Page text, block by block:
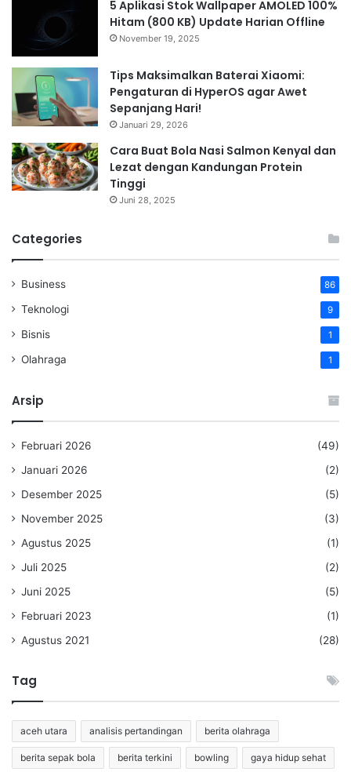
5 Aplikasi Stok Wallpaper AMOLED 100%
Hitam (800 KB) Update Harian Offline
November 19, 2025
Tips Maksimalkan Baterai Xiaomi:
Pengaturan di HyperOS agar Awet
Sepanjang Hari!
Januari 29, 2026
Cara Buat Bola Nasi Salmon Kenyal dan
Lezat dengan Kandungan Protein
Tinggi
Juni 28, 2025
Categories
Business 86
Teknologi 9
Bisnis 1
Olahraga 1
Arsip
Februari 2026
(49)
Januari 2026
(2)
Desember 2025
(5)
November 2025
(3)
Agustus 2025
(1)
Juli 2025
(2)
Juni 2025
(5)
Februari 2023
(1)
Agustus 2021
(28)
Tag
aceh utara analisis pertandingan berita olahraga
berita sepak bola berita terkini bowling gaya hidup sehat